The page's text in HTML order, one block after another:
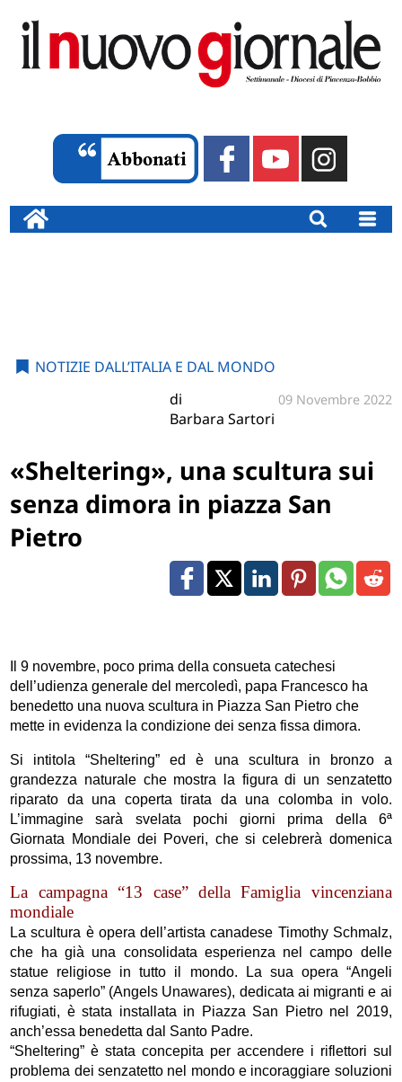
NOTIZIE DALL’ITALIA E DAL MONDO
di
Barbara Sartori
09 Novembre 2022
«Sheltering», una scultura sui
senza dimora in piazza San
Pietro
Il 9 novembre, poco prima della consueta catechesi
dell’udienza generale del mercoledì, papa Francesco ha
benedetto una nuova scultura in Piazza San Pietro che
mette in evidenza la condizione dei senza fissa dimora.
Si intitola “Sheltering” ed è una scultura in bronzo a
grandezza naturale che mostra la figura di un senzatetto
riparato da una coperta tirata da una colomba in volo.
L’immagine sarà svelata pochi giorni prima della 6ª
Giornata Mondiale dei Poveri, che si celebrerà domenica
prossima, 13 novembre.
La campagna “13 case” della Famiglia vincenziana
mondiale
La scultura è opera dell’artista canadese Timothy Schmalz,
che ha già una consolidata esperienza nel campo delle
statue religiose in tutto il mondo. La sua opera “Angeli
senza saperlo” (Angels Unawares), dedicata ai migranti e ai
rifugiati, è stata installata in Piazza San Pietro nel 2019,
anch’essa benedetta dal Santo Padre.
“Sheltering” è stata concepita per accendere i riflettori sul
problema dei senzatetto nel mondo e incoraggiare soluzioni